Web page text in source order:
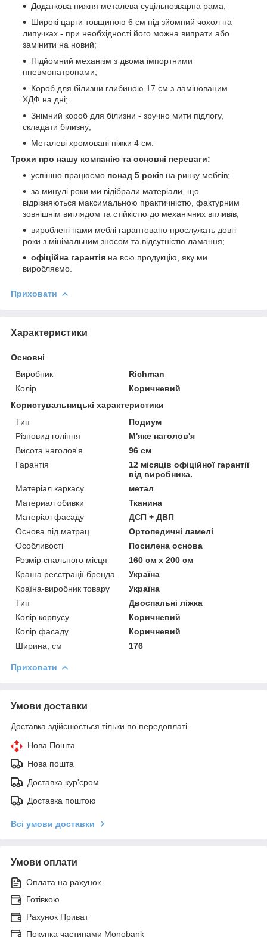
Додаткова нижня металева суцільнозварна рама;
Широкі царги товщиною 6 см під зйомний чохол на
липучках - при необхідності його можна випрати або
замінити на новий;
Підйомний механізм з двома імпортними
пневмопатронами;
Короб для білизни глибиною 17 см з ламінованим
ХДФ на дні;
Знімний короб для білизни - зручно мити підлогу,
складати білизну;
Металеві хромовані ніжки 4 см.
Трохи про нашу компанію та основні переваги:
успішно працюємо понад 5 років на ринку меблів;
за минулі роки ми відібрали матеріали, що
відрізняються максимальною практичністю, фактурним
зовнішнім виглядом та стійкістю до механічних впливів;
вироблені нами меблі гарантовано прослужать довгі
роки з мінімальним зносом та відсутністю ламання;
офіційна гарантія на всю продукцію, яку ми
виробляємо.
Приховати
Характеристики
Основні
Виробник
Richman
Колір
Коричневий
Користувальницькі характеристики
Тип
Подиум
Різновид гоління
М'яке наголов'я
Висота наголов'я
96 см
Гарантія
12 місяців офіційної гарантії
від виробника.
Матеріал каркасу
метал
Материал обивки
Тканина
Матеріал фасаду
ДСП + ДВП
Основа під матрац
Ортопедичні ламелі
Особливості
Посилена основа
Розмір спального місця
160 см х 200 см
Країна реєстрації бренда
Україна
Країна-виробник товару
Україна
Тип
Двоспальні ліжка
Колір корпусу
Коричневий
Колір фасаду
Коричневий
Ширина, см
176
Приховати
Умови доставки
Доставка здійснюється тільки по передоплаті.
Нова Пошта
Нова пошта
Доставка кур'єром
Доставка поштою
Всі умови доставки
Умови оплати
Оплата на рахунок
Готівкою
Рахунок Приват
Покупка частинами Monobank